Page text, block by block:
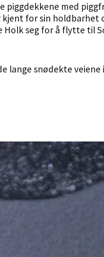
piggdekkene med
for sin holdbarhet
seg for å flytte til
lange snødekte